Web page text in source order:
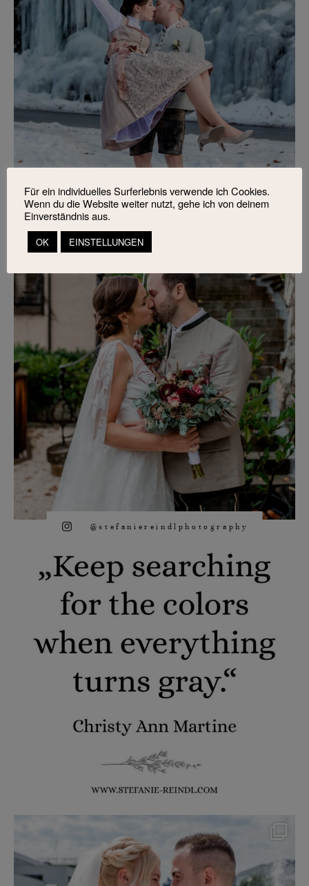
@stefaniereindlphotography
Für ein individuelles Surferlebnis verwende ich Cookies.
Wenn du die Website weiter nutzt, gehe ich von deinem
Einverständnis aus.
OK EINSTELLUNGEN